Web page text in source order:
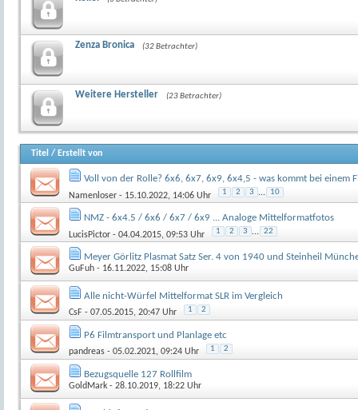
Zenza Bronica (32 Betrachter)
Weitere Hersteller (23 Betrachter)
Titel / Erstellt von
Voll von der Rolle? 6x6, 6x7, 6x9, 6x4,5 - was kommt bei einem
Namenloser - 15.10.2022, 14:06 Uhr 1 2 3 ... 10
NMZ - 6x4.5 / 6x6 / 6x7 / 6x9 ... Analoge Mittelformatfotos
LucisPictor - 04.04.2015, 09:53 Uhr 1 2 3 ... 22
Meyer Görlitz Plasmat Satz Ser. 4 von 1940 und Steinheil
GuFuh - 16.11.2022, 15:08 Uhr
Alle nicht-Würfel Mittelformat SLR im Vergleich
CsF - 07.05.2015, 20:47 Uhr 1 2
P6 Filmtransport und Planlage etc
pandreas - 05.02.2021, 09:24 Uhr 1 2
Bezugsquelle 127 Rollfilm
GoldMark - 28.10.2019, 18:22 Uhr